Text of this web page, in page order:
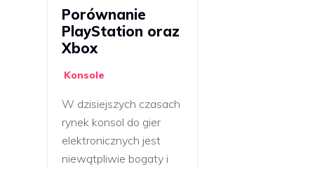
Porównanie
PlayStation oraz
Xbox
Konsole
W dzisiejszych czasach
rynek konsol do gier
elektronicznych jest
niewątpliwie bogaty i